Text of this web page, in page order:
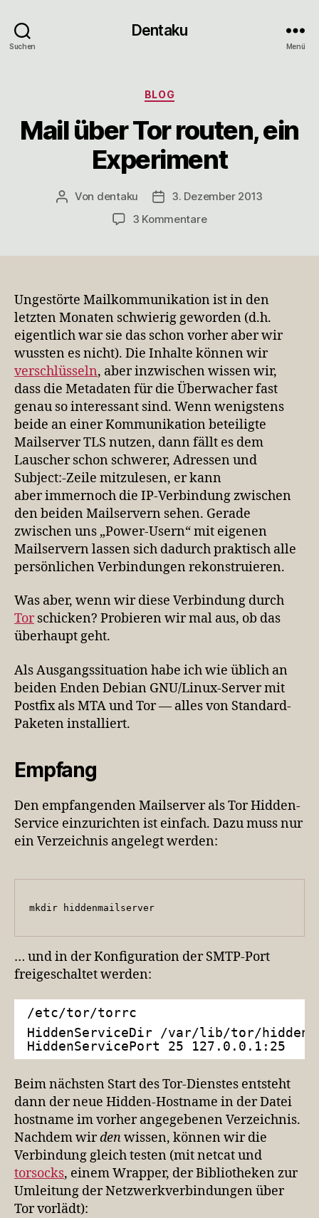
Suchen
Dentaku
Menü
Kategorien
BLOG
Mail über Tor routen, ein
Experiment
Beitragsautor
Von dentaku Veröffentlichungsdatum
3. Dezember 2013
3 Kommentarezu
ein
Experiment
Ungestörte Mailkommunikation ist in den
letzten Monaten schwierig geworden (d.h.
eigentlich war sie das schon vorher aber wir
wussten es nicht). Die Inhalte können wir
verschlüsseln, aber inzwischen wissen wir,
dass die Metadaten für die Überwacher fast
genau so interessant sind. Wenn wenigstens
beide an einer Kommunikation beteiligte
Mailserver TLS nutzen, dann fällt es dem
Lauscher schon schwerer, Adressen und
Subject:-Zeile mitzulesen, er kann
aber immernoch die IP-Verbindung zwischen
den beiden Mailservern sehen. Gerade
zwischen uns „Power-Usern“ mit eigenen
Mailservern lassen sich dadurch praktisch alle
persönlichen Verbindungen rekonstruieren.
Was aber, wenn wir diese Verbindung durch
Tor schicken? Probieren wir mal aus, ob das
überhaupt geht.
Als Ausgangssituation habe ich wie üblich an
beiden Enden Debian GNU/Linux-Server mit
Postfix als MTA und Tor — alles von Standard-
Paketen installiert.
Empfang
Den empfangenden Mailserver als Tor Hidden-
Service einzurichten ist einfach. Dazu muss nur
ein Verzeichnis angelegt werden:
mkdir hiddenmailserver
… und in der Konfiguration der SMTP-Port
freigeschaltet werden:
/etc/tor/torrc
HiddenServiceDir /var/lib/tor/
HiddenServicePort 25 127.0.0.1:25
Beim nächsten Start des Tor-Dienstes entsteht
dann der neue Hidden-Hostname in der Datei
hostname im vorher angegebenen Verzeichnis.
Nachdem wirdenwissen, können wir die
Verbindung gleich testen (mit netcat und
torsocks, einem Wrapper, der Bibliotheken zur
Umleitung der Netzwerkverbindungen über
Tor vorlädt):